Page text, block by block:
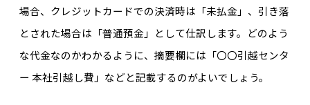
場合、クレジットカードでの決済時は「未払金」、引き落
とされた場合は「普通預金」として仕訳します。どのよう
な代金なのかわかるように、摘要欄には「〇〇引越センタ
ー 本社引越し費」などと記載するのがよいでしょう。